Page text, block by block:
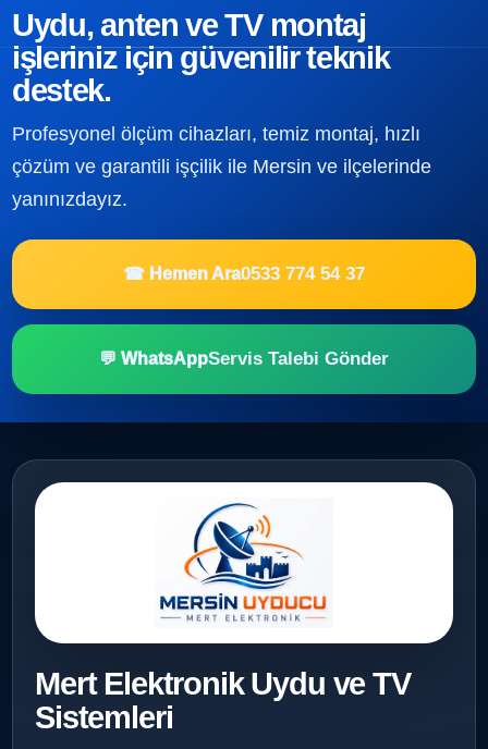
Uydu, anten ve TV montaj
işleriniz için güvenilir teknik
destek.
Profesyonel ölçüm cihazları, temiz montaj, hızlı
çözüm ve garantili işçilik ile Mersin ve ilçelerinde
yanınızdayız.
☎ Hemen Ara0533 774 54 37
💬 WhatsAppServis Talebi Gönder
Mert Elektronik Uydu ve TV
Sistemleri